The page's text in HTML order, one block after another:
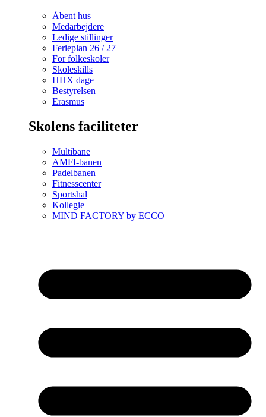
Åbent hus
Medarbejdere
Ledige stillinger
Ferieplan 26 / 27
For folkeskoler
Skoleskills
HHX dage
Bestyrelsen
Erasmus
Skolens faciliteter
Multibane
AMFI-banen
Padelbanen
Fitnesscenter
Sportshal
Kollegie
MIND FACTORY by ECCO